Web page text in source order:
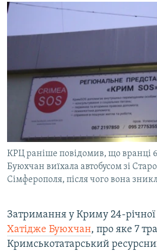
ВСЕ ЗА ДЕНЬ
СПЕЦПРОЕКТИ
ВІДЕОУРОКИ «ELIFBE»
СВІДЧЕННЯ ОКУПАЦІЇ
УКРАЇНСЬКА ПРОБЛЕМА КРИМУ
ІНФОГРАФІКА
Русский
Qırımtatar
ДОЛУЧАЙСЯ!
КРЦ раніше повідомив, що вранці
Буюхчан виїхала автобусом зі
Сімферополя, після чого вона
Затримання у Криму 24-
Хатідже Буюхчан, про яке 7
Кримськотатарський